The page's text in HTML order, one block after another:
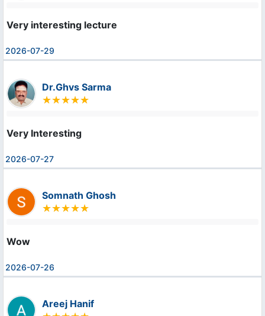
Very interesting lecture
2026-07-29
Dr.Ghvs Sarma
Very Interesting
2026-07-27
Somnath Ghosh
Wow
2026-07-26
Areej Hanif